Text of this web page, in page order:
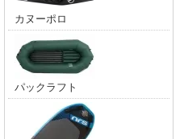
カヌーポロ
パックラフト